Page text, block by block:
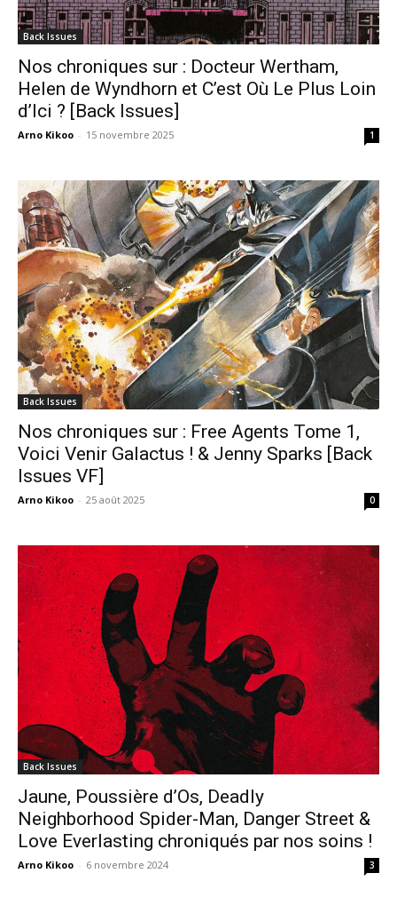
Back Issues
Nos chroniques sur : Docteur Wertham,
Helen de Wyndhorn et C’est Où Le Plus Loin
d’Ici ? [Back Issues]
Arno Kikoo - 15 novembre 2025 1
Back Issues
Nos chroniques sur : Free Agents Tome 1,
Voici Venir Galactus ! & Jenny Sparks [Back
Issues VF]
Arno Kikoo - 25 août 2025 0
Back Issues
Jaune, Poussière d’Os, Deadly
Neighborhood Spider-Man, Danger Street &
Love Everlasting chroniqués par nos soins !
Arno Kikoo - 6 novembre 2024 3